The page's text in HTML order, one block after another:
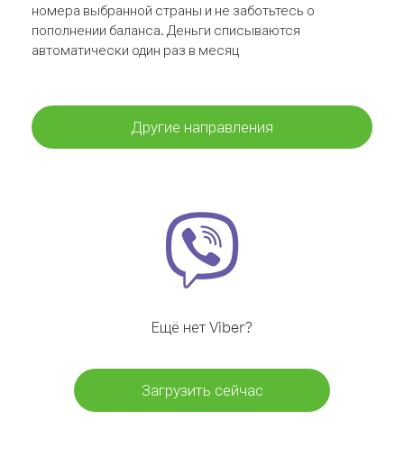
номера выбранной страны и не заботьтесь о
пополнении баланса. Деньги списываются
автоматически один раз в месяц
Другие направления
Ещё нет Viber?
Загрузить сейчас